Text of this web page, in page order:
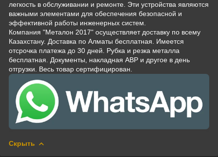
легкость в обслуживании и ремонте. Эти устройства являются
важными элементами для обеспечения безопасной и
эффективной работы инженерных систем.
Компания "Металон 2017" осуществляет доставку по всему
Казахстану. Доставка по Алматы бесплатная. Имеется
отсрочка платежа до 30 дней. Рубка и резка металла
бесплатная. Документы, накладная АВР и другое в день
отгрузки. Весь товар сертифицирован.
Скрыть